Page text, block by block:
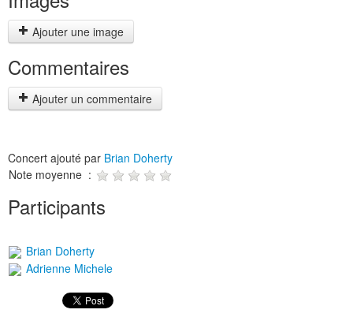
Ajouter une image
Commentaires
Ajouter un commentaire
Concert ajouté par Brian Doherty
Note moyenne :
Participants
Brian Doherty
Adrienne Michele